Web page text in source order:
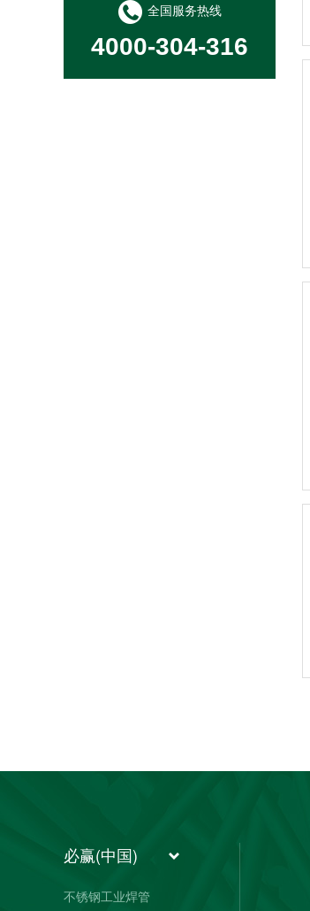
全国服务热线
4000-304-316
必赢(中国)
不锈钢工业焊管